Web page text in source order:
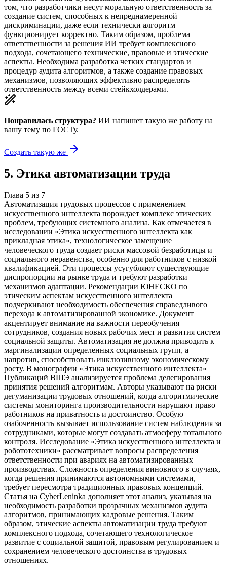
том, что разработчики несут моральную ответственность за
создание систем, способных к непреднамеренной
дискриминации, даже если технически алгоритм
функционирует корректно. Таким образом, проблема
ответственности за решения ИИ требует комплексного
подхода, сочетающего технические, правовые и этические
аспекты. Необходима разработка четких стандартов и
процедур аудита алгоритмов, а также создание правовых
механизмов, позволяющих эффективно распределять
ответственность между всеми стейкхолдерами.
Понравилась структура? ИИ напишет такую же работу на
вашу тему по ГОСТу.
Создать такую же
5. Этика автоматизации труда
Глава 5 из 7
Автоматизация трудовых процессов с применением
искусственного интеллекта порождает комплекс этических
проблем, требующих системного анализа. Как отмечается в
исследовании «Этика искусственного интеллекта как
прикладная этика», технологическое замещение
человеческого труда создает риски массовой безработицы и
социального неравенства, особенно для работников с низкой
квалификацией. Эти процессы усугубляют существующие
диспропорции на рынке труда и требуют разработки
механизмов адаптации. Рекомендации ЮНЕСКО по
этическим аспектам искусственного интеллекта
подчеркивают необходимость обеспечения справедливого
перехода к автоматизированной экономике. Документ
акцентирует внимание на важности переобучения
сотрудников, создания новых рабочих мест и развития систем
социальной защиты. Автоматизация не должна приводить к
маргинализации определенных социальных групп, а
напротив, способствовать инклюзивному экономическому
росту. В монографии «Этика искусственного интеллекта»
Публикаций ВШЭ анализируется проблема делегирования
принятия решений алгоритмам. Авторы указывают на риски
дегуманизации трудовых отношений, когда алгоритмические
системы мониторинга производительности нарушают право
работников на приватность и достоинство. Особую
озабоченность вызывает использование систем наблюдения за
сотрудниками, которые могут создавать атмосферу тотального
контроля. Исследование «Этика искусственного интеллекта и
робототехники» рассматривает вопросы распределения
ответственности при авариях на автоматизированных
производствах. Сложность определения виновного в случаях,
когда решения принимаются автономными системами,
требует пересмотра традиционных правовых концепций.
Статья на CyberLeninka дополняет этот анализ, указывая на
необходимость разработки прозрачных механизмов аудита
алгоритмов, принимающих кадровые решения. Таким
образом, этические аспекты автоматизации труда требуют
комплексного подхода, сочетающего технологическое
развитие с социальной защитой, правовым регулированием и
сохранением человеческого достоинства в трудовых
отношениях.